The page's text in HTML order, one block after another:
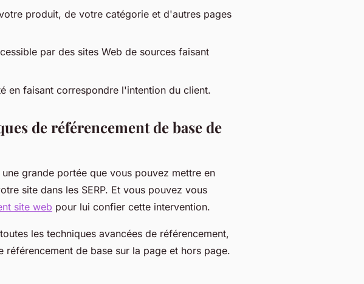
produit, de votre catégorie et d'autres pages
par des sites Web de sources faisant
en faisant correspondre l'intention du client.
de référencement de base de
grande portée que vous pouvez mettre en
site dans les SERP. Et vous pouvez vous
site web pour lui confier cette intervention.
les techniques avancées de référencement,
de base sur la page et hors page.